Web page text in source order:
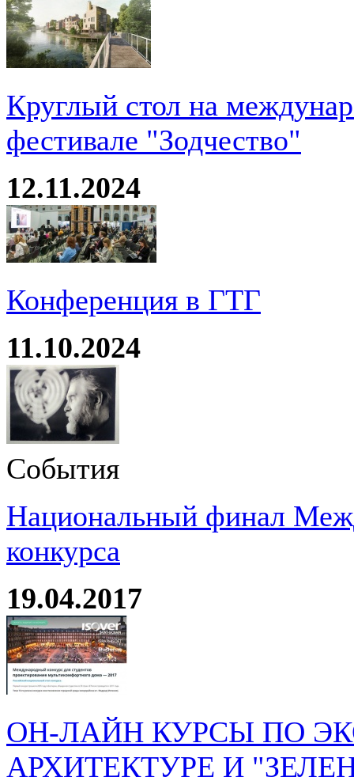
Круглый стол на
фестивале "Зодчество"
12.11.2024
Конференция в ГТГ
11.10.2024
События
Национальный финал
конкурса
19.04.2017
ОН-ЛАЙН КУРСЫ ПО
АРХИТЕКТУРЕ И